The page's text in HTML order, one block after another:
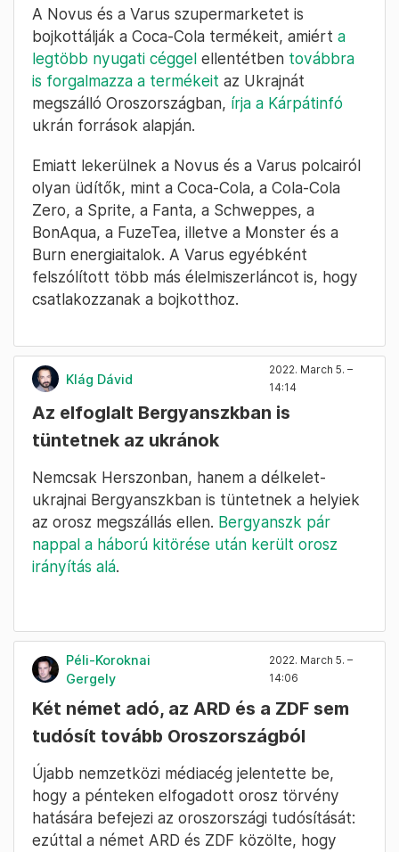
A Novus és a Varus szupermarketet is
bojkottálják a Coca-Cola termékeit, amiért a
legtöbb nyugati céggel ellentétben továbbra
is forgalmazza a termékeit az Ukrajnát
megszálló Oroszországban, írja a Kárpátinfó
ukrán források alapján.
Emiatt lekerülnek a Novus és a Varus polcairól
olyan üdítők, mint a Coca-Cola, a Cola-Cola
Zero, a Sprite, a Fanta, a Schweppes, a
BonAqua, a FuzeTea, illetve a Monster és a
Burn energiaitalok. A Varus egyébként
felszólított több más élelmiszerláncot is, hogy
csatlakozzanak a bojkotthoz.
Klág Dávid
2022. March 5. –
14:14
Az elfoglalt Bergyanszkban is
tüntetnek az ukránok
Nemcsak Herszonban, hanem a délkelet-
ukrajnai Bergyanszkban is tüntetnek a helyiek
az orosz megszállás ellen. Bergyanszk pár
nappal a háború kitörése után került orosz
irányítás alá.
Péli-Koroknai
Gergely
2022. March 5. –
14:06
Két német adó, az ARD és a ZDF sem
tudósít tovább Oroszországból
Újabb nemzetközi médiacég jelentette be,
hogy a pénteken elfogadott orosz törvény
hatására befejezi az oroszországi tudósítását:
ezúttal a német ARD és ZDF közölte, hogy